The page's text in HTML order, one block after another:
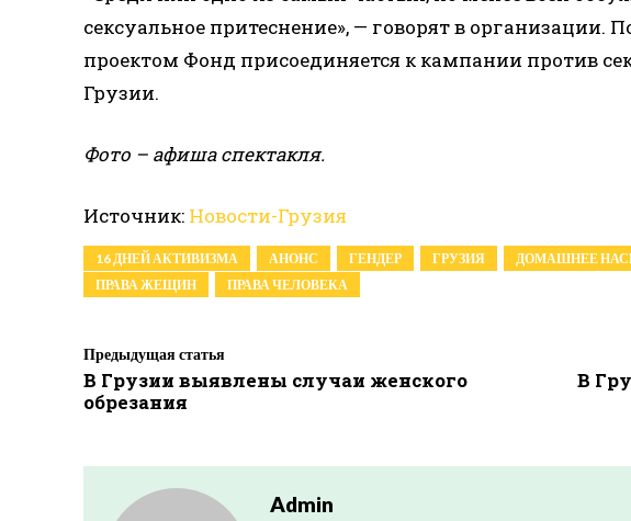
сексуальное притеснение», — говорят в организации.
проектом Фонд присоединяется к кампании против
Грузии.
Фото – афиша спектакля.
Источник: Новости-Грузия
16 ДНЕЙ АКТИВИЗМА АНОНС ГЕНДЕР ГРУЗИЯ ДОМАШНЕЕ
ПРАВА ЖЕЩИН
ПРАВА ЧЕЛОВЕКА
Предыдущая статья
В Грузии выявлены случаи женского
обрезания
В
Admin